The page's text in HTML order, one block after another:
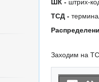
ШК - штрих-
ТСД -
Заходим на